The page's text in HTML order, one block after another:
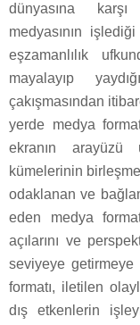
dünyasına
medyasının
eşzamanlılık
mayalayıp
çakışmasından
yerde medya
ekranın
kümelerinin
odaklanan ve
eden medya
açılarını ve
seviyeye getirmeye
formatı, iletilen
dış etkenlerin